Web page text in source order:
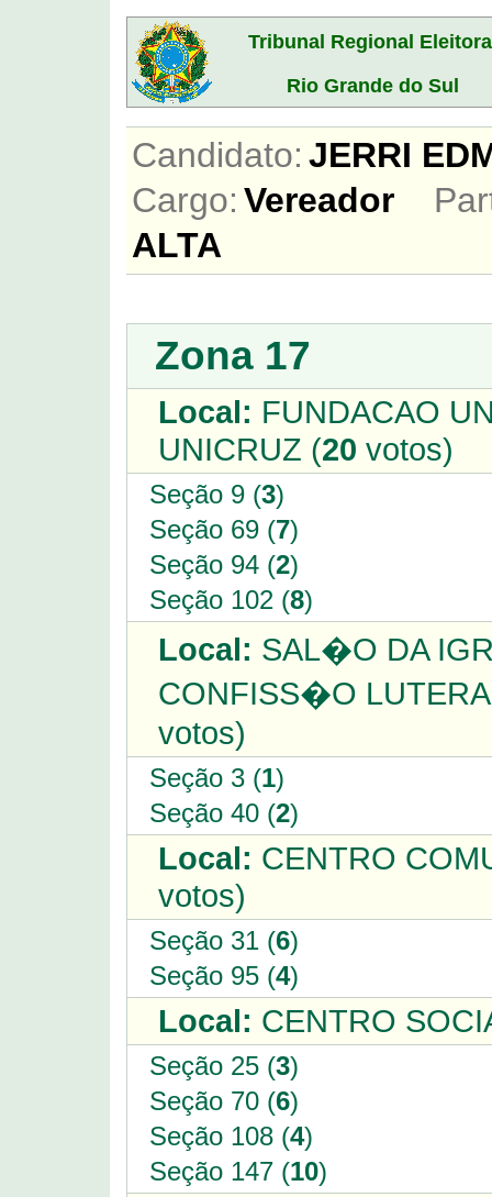
Tribunal Regional
Rio Grande do Sul
Candidato: JERRI
Cargo: Vereador
ALTA
Zona 17
Local: FUNDACAO
UNICRUZ (20 votos)
Seção 9 (3)
Seção 69 (7)
Seção 94 (2)
Seção 102 (8)
Local: SAL�O DA
CONFISS�O
votos)
Seção 3 (1)
Seção 40 (2)
Local: CENTRO
votos)
Seção 31 (6)
Seção 95 (4)
Local: CENTRO
Seção 25 (3)
Seção 70 (6)
Seção 108 (4)
Seção 147 (10)